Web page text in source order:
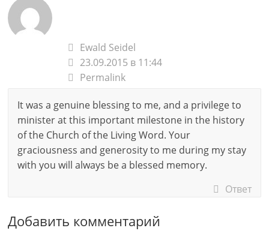
Ewald Seidel
23.09.2015 в 11:44
Permalink
It was a genuine blessing to me, and a privilege to
minister at this important milestone in the history
of the Church of the Living Word. Your
graciousness and generosity to me during my stay
with you will always be a blessed memory.
Ответ
Добавить комментарий